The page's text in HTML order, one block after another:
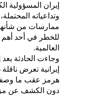
إيران المسؤولية
وتداعياته
ممارسات من
للخطر في أحد أهم
العالمية.
وجاءت الحادثة
إيرانية تعرض
هرمز عقب ما
دون الكشف عن